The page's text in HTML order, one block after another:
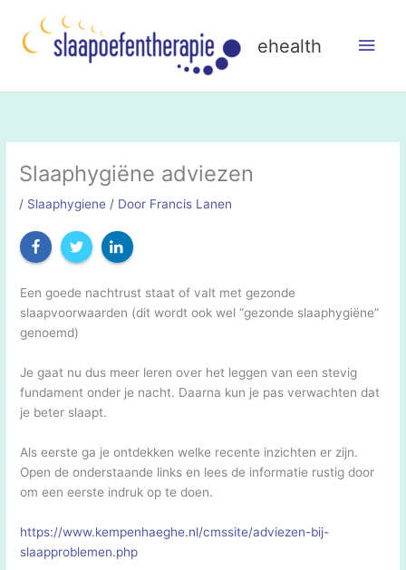
ehealth
Slaaphygiëne adviezen
/ Slaaphygiene / Door Francis Lanen
Een goede nachtrust staat of valt met gezonde
slaapvoorwaarden (dit wordt ook wel “gezonde slaaphygiëne”
genoemd)
Je gaat nu dus meer leren over het leggen van een stevig
fundament onder je nacht. Daarna kun je pas verwachten dat
je beter slaapt.
Als eerste ga je ontdekken welke recente inzichten er zijn.
Open de onderstaande links en lees de informatie rustig door
om een eerste indruk op te doen.
https://www.kempenhaeghe.nl/cmssite/adviezen-bij-
slaapproblemen.php